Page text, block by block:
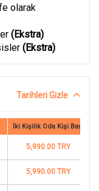
olarak
(Ekstra)
(Ekstra)
Tarihleri Gizle
İki Kişilik Oda Kişi Başı
5,990.00 TRY
5,990.00 TRY